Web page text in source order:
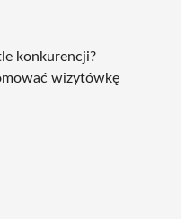
konkurencji?
wizytówkę